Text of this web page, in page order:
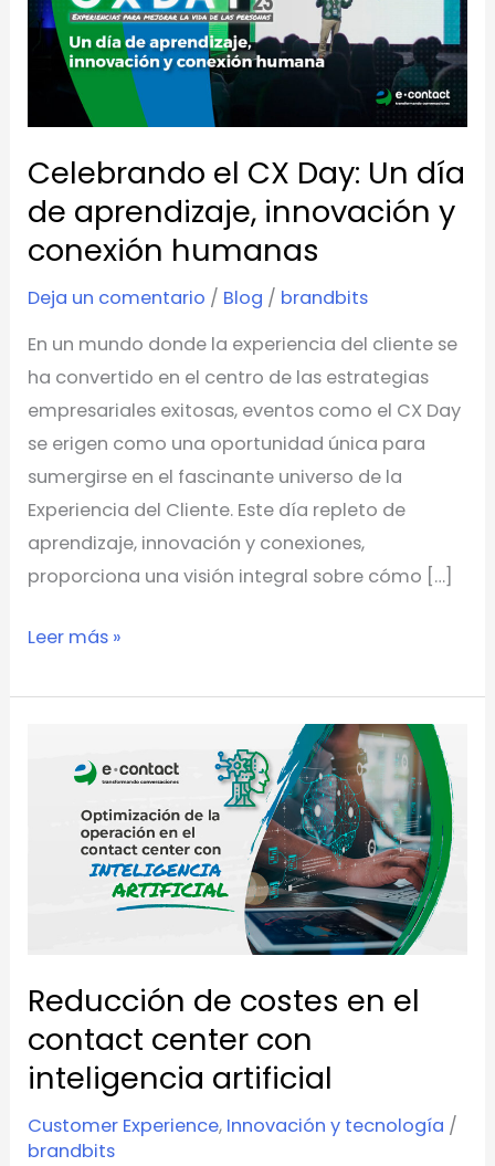
Celebrando el CX Day: Un día
de aprendizaje, innovación y
conexión humanas
Deja un comentario / Blog / brandbits
En un mundo donde la experiencia del cliente se
ha convertido en el centro de las estrategias
empresariales exitosas, eventos como el CX Day
se erigen como una oportunidad única para
sumergirse en el fascinante universo de la
Experiencia del Cliente. Este día repleto de
aprendizaje, innovación y conexiones,
proporciona una visión integral sobre cómo […]
Day:
Un
innovación
y
conexión
Leer más »
Reducción de costes en el
contact center con
inteligencia artificial
Customer Experience, Innovación y tecnología /
brandbits
costes
inteligencia
artificial